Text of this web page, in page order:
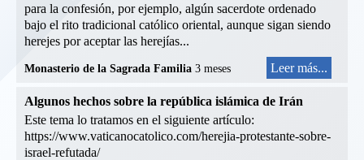
para la confesión, por ejemplo, algún sacerdote ordenado
bajo el rito tradicional católico oriental, aunque sigan siendo
herejes por aceptar las herejías...
Monasterio de la Sagrada Familia 3 meses Leer más...
Algunos hechos sobre la república islámica de Irán
Este tema lo tratamos en el siguiente artículo:
https://www.vaticanocatolico.com/herejia-protestante-sobre-
israel-refutada/